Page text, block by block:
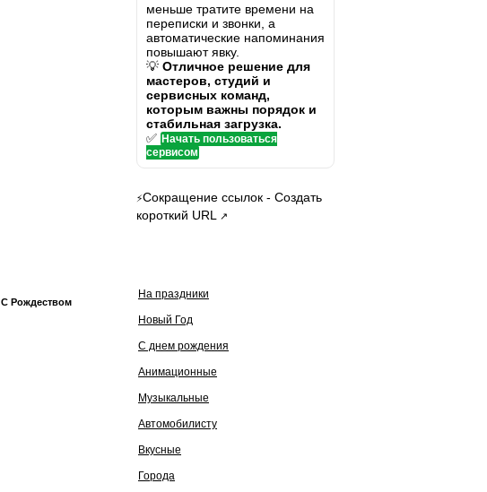
С Рождеством
меньше тратите времени на
переписки и звонки, а
автоматические напоминания
повышают явку.
💡 Отличное решение для
мастеров, студий и
сервисных команд,
которым важны порядок и
стабильная загрузка.
✅ Начать пользоваться
сервисом
⚡Сокращение ссылок - Создать
короткий URL
↗
На праздники
Новый Год
С днем рождения
Анимационные
Музыкальные
Автомобилисту
Вкусные
Города